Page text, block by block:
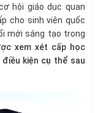
hội giáo dục quan
cho sinh viên quốc
mới sáng tạo trong
xem xét cấp học
điều kiện cụ thể sau